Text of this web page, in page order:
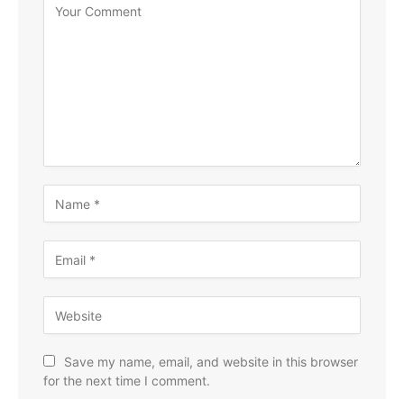
Save my name, email, and website in this browser
for the next time I comment.